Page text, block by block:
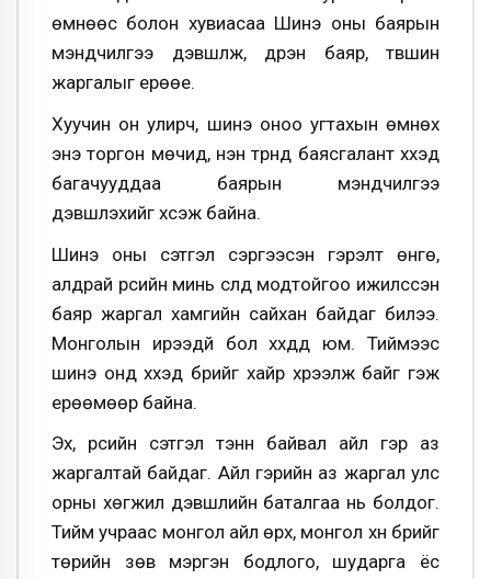
өмнөөс болон хувиасаа Шинэ оны баярын
мэндчилгээ дэвшүүлж, дүүрэн баяр, түвшин
жаргалыг ерөөе.
Хуучин он улирч, шинэ оноо угтахын өмнөх
энэ торгон мөчид, нэн түрүүнд баясгалант хүүхэд
багачууддаа баярын мэндчилгээ
дэвшүүлэхийг хүсэж байна.
Шинэ оны сэтгэл сэргээсэн гэрэлт өнгө,
алдрай үрсийн минь сүлд модтойгоо ижилссэн
баяр жаргал хамгийн сайхан байдаг билээ.
Монголын ирээдүй бол хүүхдүүд юм. Тиймээс
шинэ онд хүүхэд бүрийг хайр хүрээлж байг гэж
ерөөмөөр байна.
Эх, үрсийн сэтгэл тэнүүн байвал айл гэр аз
жаргалтай байдаг. Айл гэрийн аз жаргал улс
орны хөгжил дэвшлийн баталгаа нь болдог.
Тийм учраас монгол айл өрх, монгол хүн бүрийг
төрийн зөв мэргэн бодлого, шударга ёс